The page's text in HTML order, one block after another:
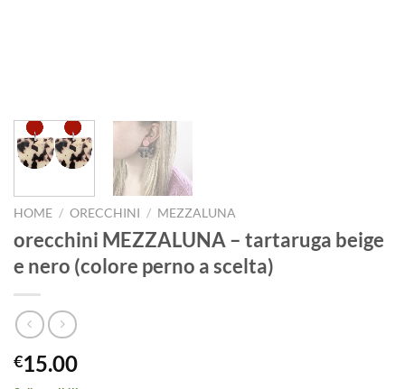
HOME / ORECCHINI / MEZZALUNA
orecchini MEZZALUNA – tartaruga beige
e nero (colore perno a scelta)
€15.00